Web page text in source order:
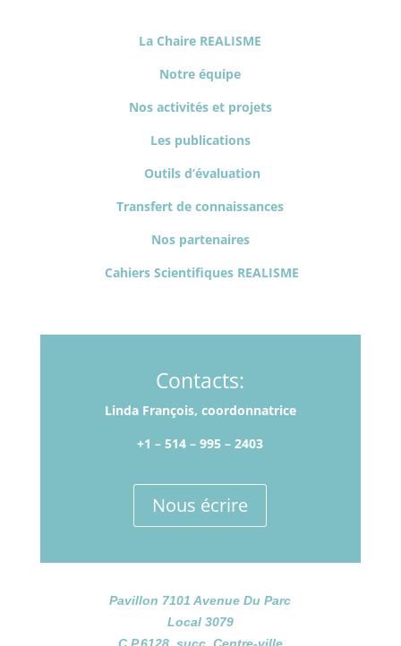
La Chaire REALISME
Notre équipe
Nos activités et projets
Les publications
Outils d’évaluation
Transfert de connaissances
Nos partenaires
Cahiers Scientifiques REALISME
Contacts:
Linda François, coordonnatrice
+1 – 514­ – 995 – 2403
Nous écrire
Pavillon 7101 Avenue Du Parc
Local 3079